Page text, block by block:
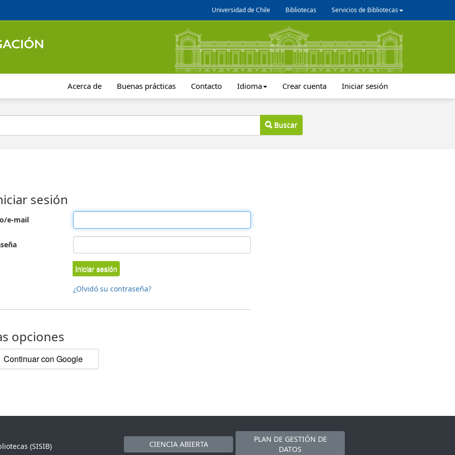
Universidad de Chile Bibliotecas Servicios de Bibliotecas
Acerca de Buenas prácticas Contacto Idioma Crear cuenta Iniciar sesión
Buscar
sesión
e-mail
Iniciar sesión
¿Olvidó su contraseña?
opciones
Continuar con Google
(SISIB)
CIENCIA ABIERTA
PLAN DE GESTIÓN DE
DATOS